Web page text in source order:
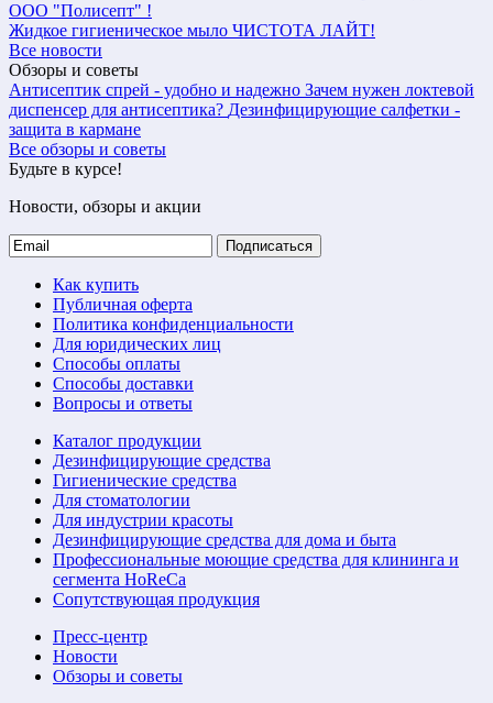
ООО "Полисепт" !
Жидкое гигиеническое мыло ЧИСТОТА ЛАЙТ!
Все новости
Обзоры и советы
Антисептик спрей - удобно и надежно Зачем нужен локтевой
диспенсер для антисептика? Дезинфицирующие салфетки -
защита в кармане
Все обзоры и советы
Будьте в курсе!
Новости, обзоры и акции
Подписаться
Как купить
Публичная оферта
Политика конфиденциальности
Для юридических лиц
Способы оплаты
Способы доставки
Вопросы и ответы
Каталог продукции
Дезинфицирующие средства
Гигиенические средства
Для стоматологии
Для индустрии красоты
Дезинфицирующие средства для дома и быта
Профессиональные моющие средства для клининга и
сегмента HoReCa
Сопутствующая продукция
Пресс-центр
Новости
Обзоры и советы